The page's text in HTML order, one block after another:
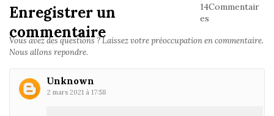
Enregistrer un
commentaire
14Commentair
es
Vous avez des questions ? Laissez votre préoccupation en commentaire.
Nous allons repondre.
Unknown
2 mars 2021 à 17:58